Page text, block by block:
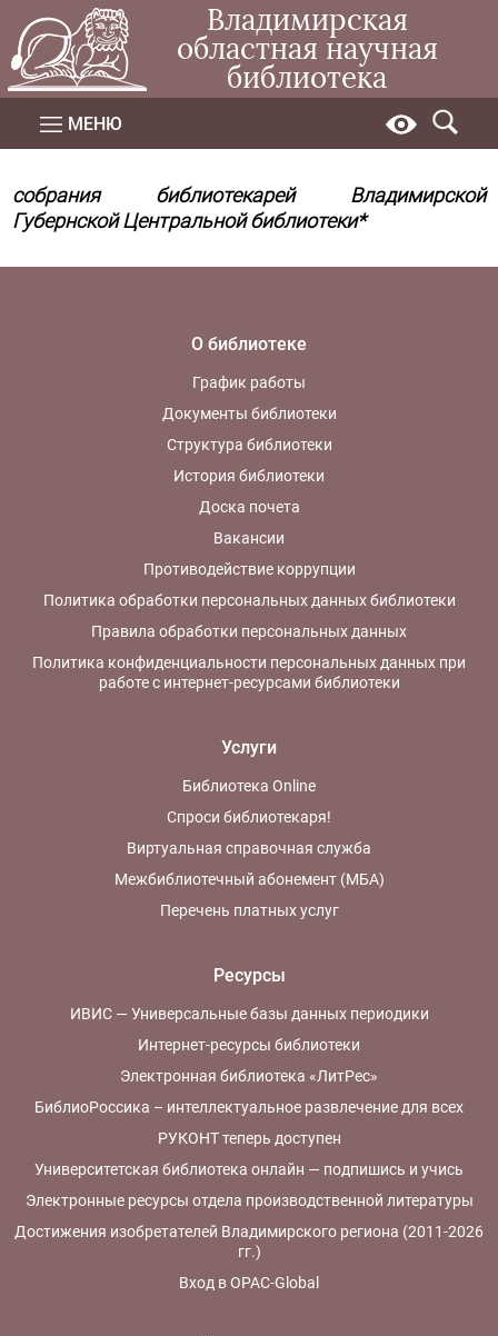
Владимирская
областная научная
библиотека
МЕНЮ
собрания библиотекарей Владимирской
Губернской Центральной библиотеки*
О библиотеке
График работы
Документы библиотеки
Структура библиотеки
История библиотеки
Доска почета
Вакансии
Противодействие коррупции
Политика обработки персональных данных библиотеки
Правила обработки персональных данных
Политика конфиденциальности персональных данных при
работе с интернет-ресурсами библиотеки
Услуги
Библиотека Online
Спроси библиотекаря!
Виртуальная справочная служба
Межбиблиотечный абонемент (МБА)
Перечень платных услуг
Ресурсы
ИВИС — Универсальные базы данных периодики
Интернет-ресурсы библиотеки
Электронная библиотека «ЛитРес»
БиблиоРоссика – интеллектуальное развлечение для всех
РУКОНТ теперь доступен
Университетская библиотека онлайн — подпишись и учись
Электронные ресурсы отдела производственной литературы
Достижения изобретателей Владимирского региона (2011-2026
гг.)
Вход в OPAC-Global